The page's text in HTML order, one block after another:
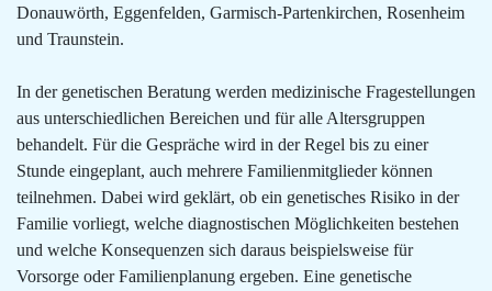
Donauwörth, Eggenfelden, Garmisch-Partenkirchen, Rosenheim
und Traunstein.
In der genetischen Beratung werden medizinische Fragestellungen
aus unterschiedlichen Bereichen und für alle Altersgruppen
behandelt. Für die Gespräche wird in der Regel bis zu einer
Stunde eingeplant, auch mehrere Familienmitglieder können
teilnehmen. Dabei wird geklärt, ob ein genetisches Risiko in der
Familie vorliegt, welche diagnostischen Möglichkeiten bestehen
und welche Konsequenzen sich daraus beispielsweise für
Vorsorge oder Familienplanung ergeben. Eine genetische